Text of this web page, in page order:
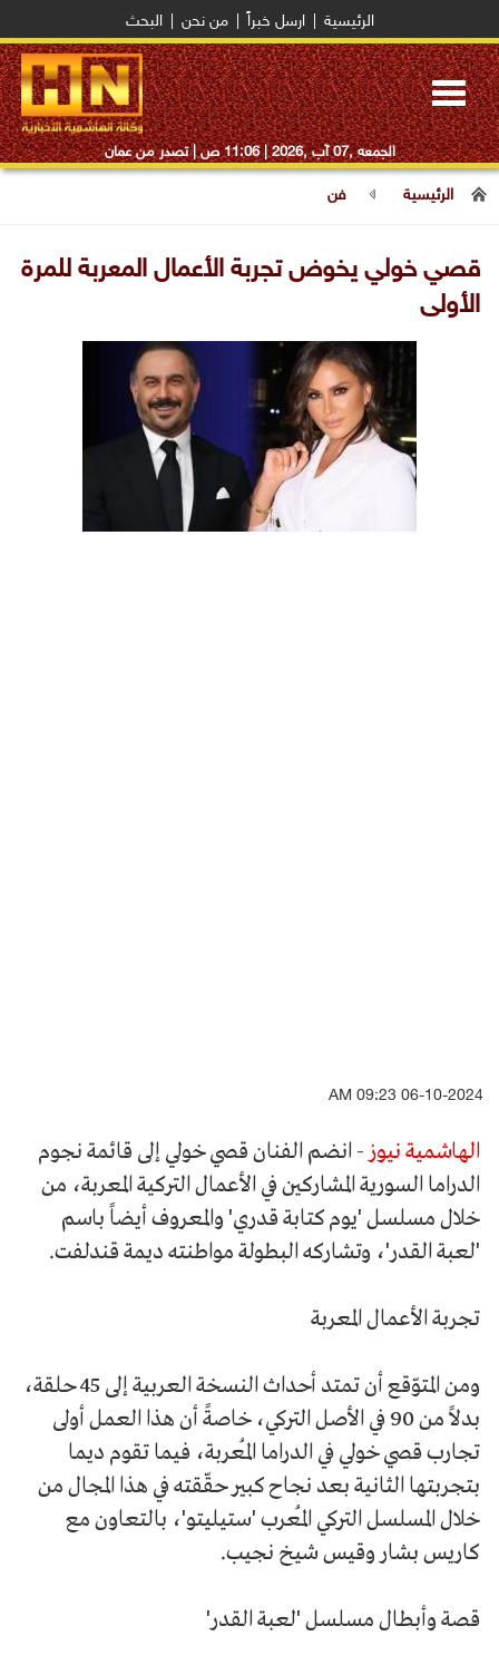
الرئيسية ارسل خبراً من نحن البحث
Toggle
navigation
الجمعه ,07 آب ,2026 | 11:06 ص | تصدر من عمان
الرئيسية فن
قصي خولي يخوض تجربة الأعمال المعربة للمرة
الأولى
06-10-2024 09:23 AM
الهاشمية نيوز - انضم الفنان قصي خولي إلى قائمة نجوم
الدراما السورية المشاركين في الأعمال التركية المعربة، من
خلال مسلسل 'يوم كتابة قدري' والمعروف أيضاً باسم
'لعبة القدر'، وتشاركه البطولة مواطنته ديمة قندلفت.
تجربة الأعمال المعربة
ومن المتوّقع أن تمتد أحداث النسخة العربية إلى 45 حلقة،
بدلاً من 90 في الأصل التركي، خاصةً أن هذا العمل أولى
تجارب قصي خولي في الدراما المُعربة، فيما تقوم ديما
بتجربتها الثانية بعد نجاح كبير حقّقته في هذا المجال من
خلال المسلسل التركي المُعرب 'ستيليتو'، بالتعاون مع
كاريس بشار وقيس شيخ نجيب.
قصة وأبطال مسلسل 'لعبة القدر'